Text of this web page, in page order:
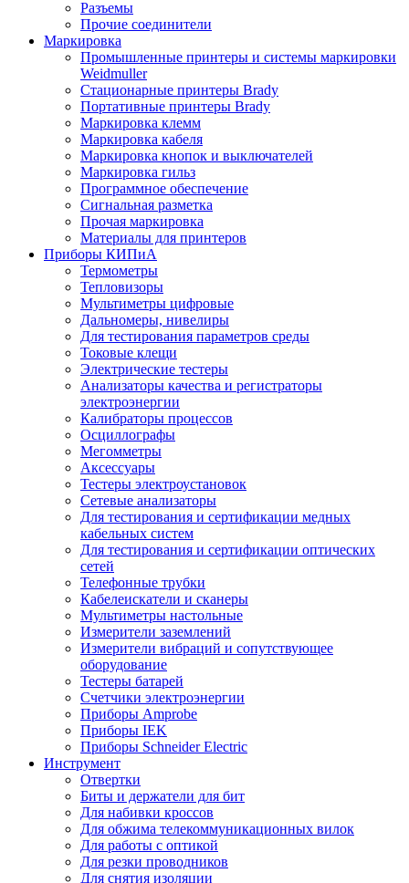
Разъемы
Прочие соединители
Маркировка
Промышленные принтеры и системы маркировки
Weidmuller
Стационарные принтеры Brady
Портативные принтеры Brady
Маркировка клемм
Маркировка кабеля
Маркировка кнопок и выключателей
Маркировка гильз
Программное обеспечение
Сигнальная разметка
Прочая маркировка
Материалы для принтеров
Приборы КИПиА
Термометры
Тепловизоры
Мультиметры цифровые
Дальномеры, нивелиры
Для тестирования параметров среды
Токовые клещи
Электрические тестеры
Анализаторы качества и регистраторы
электроэнергии
Калибраторы процессов
Осциллографы
Мегомметры
Аксессуары
Тестеры электроустановок
Сетевые анализаторы
Для тестирования и сертификации медных
кабельных систем
Для тестирования и сертификации оптических
сетей
Телефонные трубки
Кабелеискатели и сканеры
Мультиметры настольные
Измерители заземлений
Измерители вибраций и сопутствующее
оборудование
Тестеры батарей
Счетчики электроэнергии
Приборы Amprobe
Приборы IEK
Приборы Schneider Electric
Инструмент
Отвертки
Биты и держатели для бит
Для набивки кроссов
Для обжима телекоммуникационных вилок
Для работы с оптикой
Для резки проводников
Для снятия изоляции